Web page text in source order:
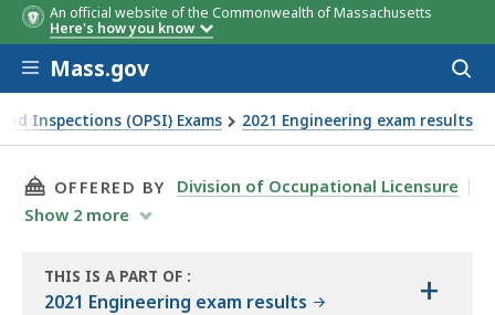
An official website of the Commonwealth of Massachusetts
Here's how you know
Skip to main content
Mass.gov
Inspections (OPSI) Exams 2021 Engineering exam results
THIS PAGE, OCTOBER 26, 2021 ENGINEERING
OFFERED BY
Division of Occupational Licensure
Show 2 more
THIS IS A PART OF
THE
:
2021 Engineering exam results +